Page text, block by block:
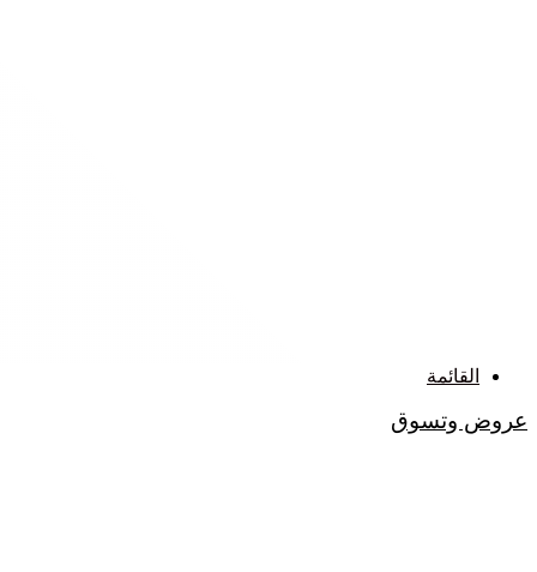
القائمة
عروض وتسوق